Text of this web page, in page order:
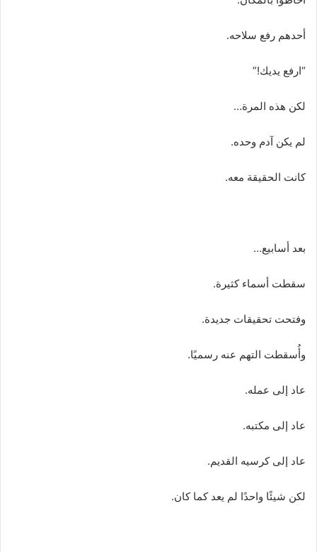
أحدهم رفع سلاحه.
“ارفع يديك!”
لكن هذه المرة…
لم يكن آدم وحده.
كانت الحقيقة معه.
بعد أسابيع…
سقطت أسماء كثيرة.
وفتحت تحقيقات جديدة.
وأُسقطت التهم عنه رسميًا.
عاد إلى عمله.
عاد إلى مكتبه.
عاد إلى كرسيه القديم.
لكن شيئًا واحدًا لم يعد كما كان.